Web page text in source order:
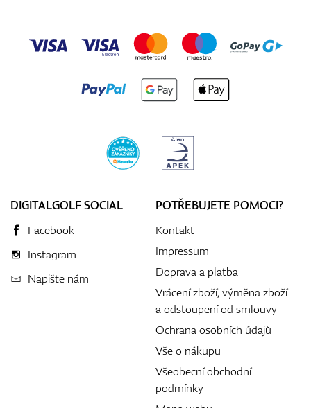
DIGITALGOLF SOCIAL
Facebook
Instagram
Napište nám
POTŘEBUJETE POMOCI?
Kontakt
Impressum
Doprava a platba
Vrácení zboží, výměna zboží
a odstoupení od smlouvy
Ochrana osobních údajů
Vše o nákupu
Všeobecní obchodní
podmínky